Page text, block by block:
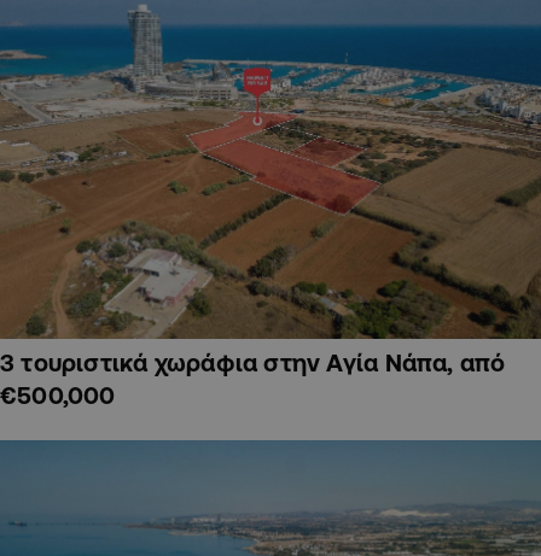
3 τουριστικά χωράφια στην Αγία Νάπα, από
€500,000